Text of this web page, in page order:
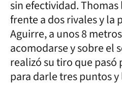
sin efectividad.
frente a dos rivales y la
Aguirre, a unos 8
acomodarse y sobre el
realizó su tiro que pasó
para darle tres puntos